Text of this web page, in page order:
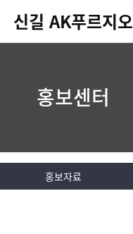
신길 AK푸르지오
홍보센터
홍보자료